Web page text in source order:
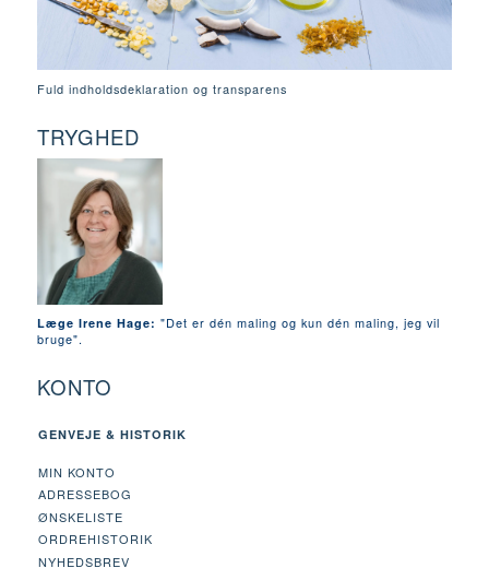
Fuld indholdsdeklaration og transparens
TRYGHED
Læge Irene Hage: "Det er dén maling og kun dén maling, jeg vil
bruge".
KONTO
GENVEJE & HISTORIK
MIN KONTO
ADRESSEBOG
ØNSKELISTE
ORDREHISTORIK
NYHEDSBREV